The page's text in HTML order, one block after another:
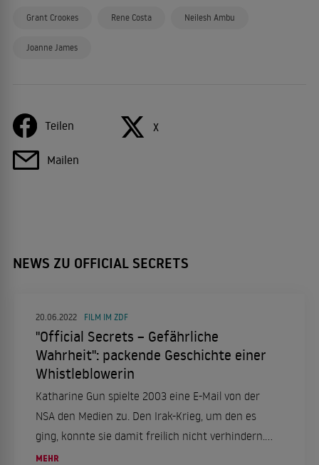
Grant Crookes Rene Costa Neilesh Ambu
Joanne James
Teilen X
Mailen
NEWS ZU OFFICIAL SECRETS
20.06.2022 FILM IM ZDF
"Official Secrets – Gefährliche
Wahrheit": packende Geschichte einer
Whistleblowerin
Katharine Gun spielte 2003 eine E-Mail von der
NSA den Medien zu. Den Irak-Krieg, um den es
ging, konnte sie damit freilich nicht verhindern.
Der spannende Polit-Thriller "Official Secrets"
MEHR